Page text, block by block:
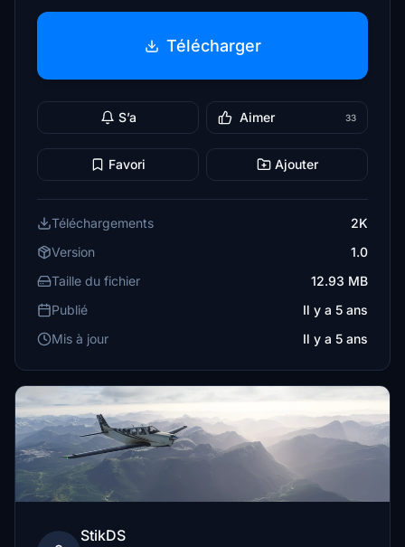
Télécharger
S’a Aimer 33
Favori Ajouter
Téléchargements
2K
Version
1.0
Taille du fichier
12.93 MB
Publié
Il y a 5 ans
Mis à jour
Il y a 5 ans
StikDS